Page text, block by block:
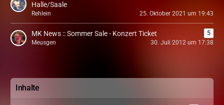
Halle/Saale
Rehlein 25. Oktober 2021 um 19:43
MK News :: Sommer Sale - Konzert Ticket
5
Meusgen
30. Juli 2012 um 17:38
Inhalte